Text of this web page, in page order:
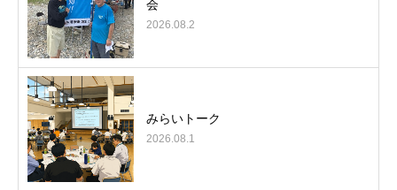
会
2026.08.2
みらいトーク
2026.08.1